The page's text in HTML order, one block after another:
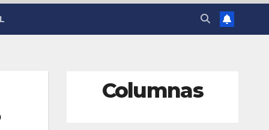
Columnas